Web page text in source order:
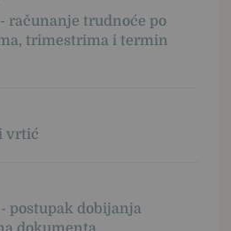
računanje trudnoće po
trimestrima i termin
vrtić
postupak dobijanja